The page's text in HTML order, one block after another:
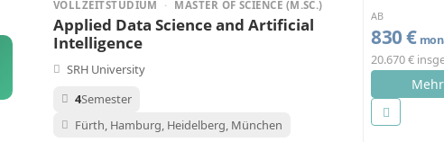
VOLLZEITSTUDIUM · MASTER OF SCIENCE (M.SC.)
Applied Data Science and Artificial
Intelligence
SRH University
4Semester
Fürth, Hamburg, Heidelberg, München
AB
830 €
20.670 €